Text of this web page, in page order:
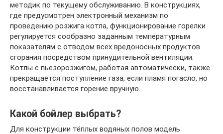
методик по текущему обслуживанию. В конструкциях,
где предусмотрен электронный механизм по
проведению розжига котла, функционирование горелки
регулируется сообразно заданным температурным
показателям с отводом всех вредоносных продуктов
сгорания посредством принудительной вентиляции.
Котлы с пьезорозжигом, работая автоматически, также
прекращается поступление газа, если пламя погасло, но
восстанавливается горение вручную.
Какой бойлер выбрать?
Для конструкции тёплых водяных полов модель